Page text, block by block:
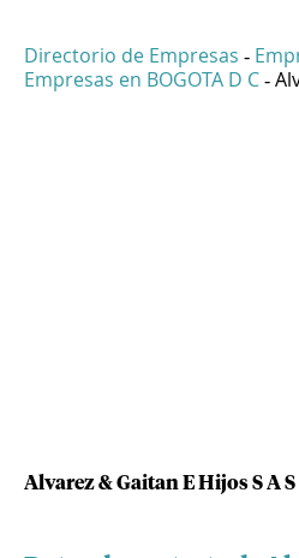
Directorio de Empresas -
Empresas en BOGOTA D C -
Alvarez & Gaitan E Hijos S A S